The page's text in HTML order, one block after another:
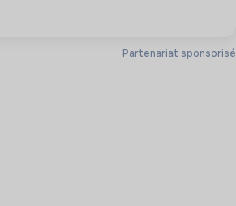
Partenariat sponsorisé